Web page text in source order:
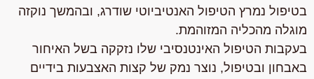
בטיפול נמרץ הטיפול האנטיביוטי שודרג, ובהמשך נוקזה
מוגלה מהכליה המזוהמת.
בעקבות הטיפול האינטנסיבי שלו נזקקה בשל האיחור
באבחון ובטיפול, נוצר נמק של קצות האצבעות בידיים